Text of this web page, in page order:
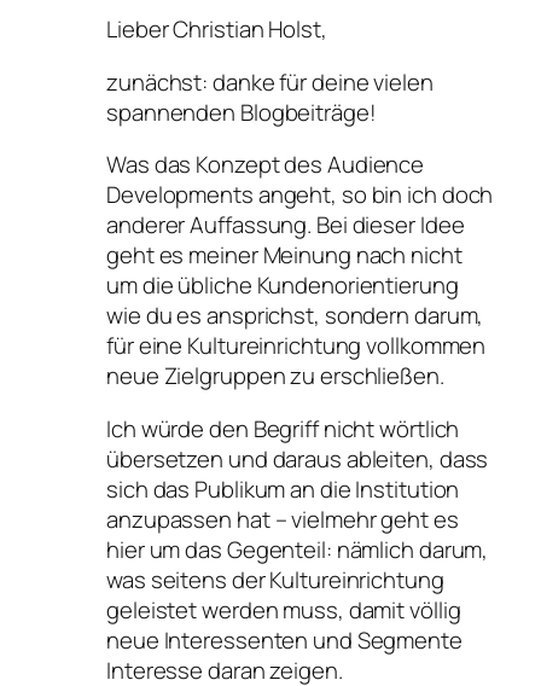
Lieber Christian Holst,
zunächst: danke für deine vielen
spannenden Blogbeiträge!
Was das Konzept des Audience
Developments angeht, so bin ich doch
anderer Auffassung. Bei dieser Idee
geht es meiner Meinung nach nicht
um die übliche Kundenorientierung
wie du es ansprichst, sondern darum,
für eine Kultureinrichtung vollkommen
neue Zielgruppen zu erschließen.
Ich würde den Begriff nicht wörtlich
übersetzen und daraus ableiten, dass
sich das Publikum an die Institution
anzupassen hat – vielmehr geht es
hier um das Gegenteil: nämlich darum,
was seitens der Kultureinrichtung
geleistet werden muss, damit völlig
neue Interessenten und Segmente
Interesse daran zeigen.